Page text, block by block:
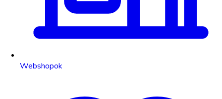
Webshopok